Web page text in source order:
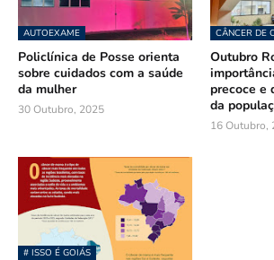
AUTOEXAME
Policlínica de Posse orienta
sobre cuidados com a saúde
da mulher
30 Outubro, 2025
CÂNCER DE
Outubro
precoce e
da
16 Outubro,
# ISSO É GOIÁS